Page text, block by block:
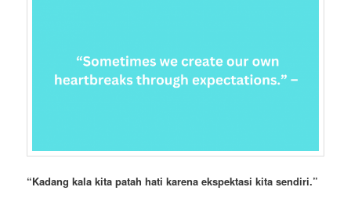
“Kadang kala kita patah hati karena ekspektasi kita sendiri.”